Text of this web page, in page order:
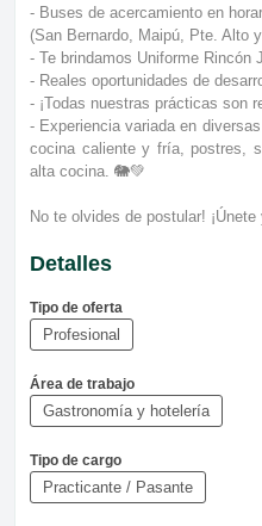
- Buses de acercamiento en
(San Bernardo, Maipú, Pte. Alto
- Te brindamos Uniforme Rincón
- Reales oportunidades de
- ¡Todas nuestras prácticas son
- Experiencia variada en
cocina caliente y fría, postres,
alta cocina. 🐘💚
No te olvides de postular!
Detalles
Tipo de oferta
Profesional
Área de trabajo
Gastronomía y hotelería
Tipo de cargo
Practicante / Pasante